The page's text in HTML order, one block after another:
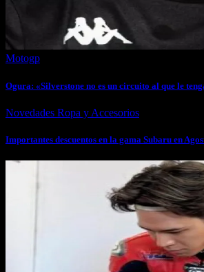
Motogp
Ogura: «Silverstone no es un circuito al que le
Novedades Ropa y Accesorios
Importantes descuentos en la gama Subaru en